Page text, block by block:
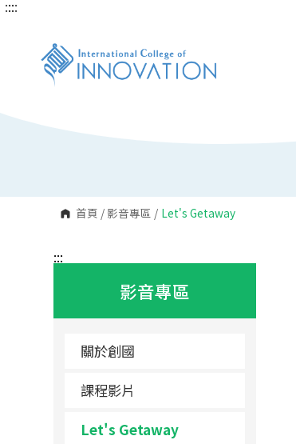
跳
:::
首頁 / 影音專區 / Let's Getaway
:::
影音專區
關於創國
課程影片
Let's Getaway
:::